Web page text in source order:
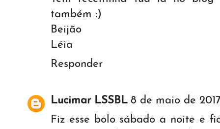
também :)
Beijão
Léia
Responder
Lucimar LSSBL 8 de maio de 2017
Fiz esse bolo sábado a noite e